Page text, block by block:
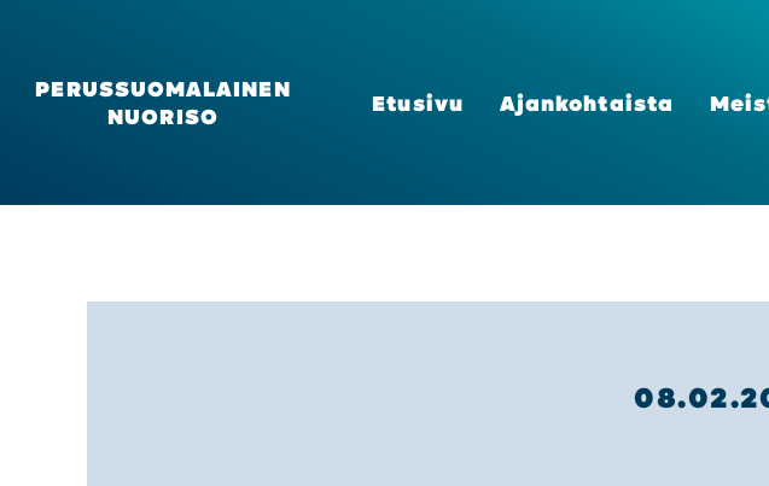
PERUSSUOMALAINEN
NUORISO
Etusi­vu Ajan­koh­tais­ta